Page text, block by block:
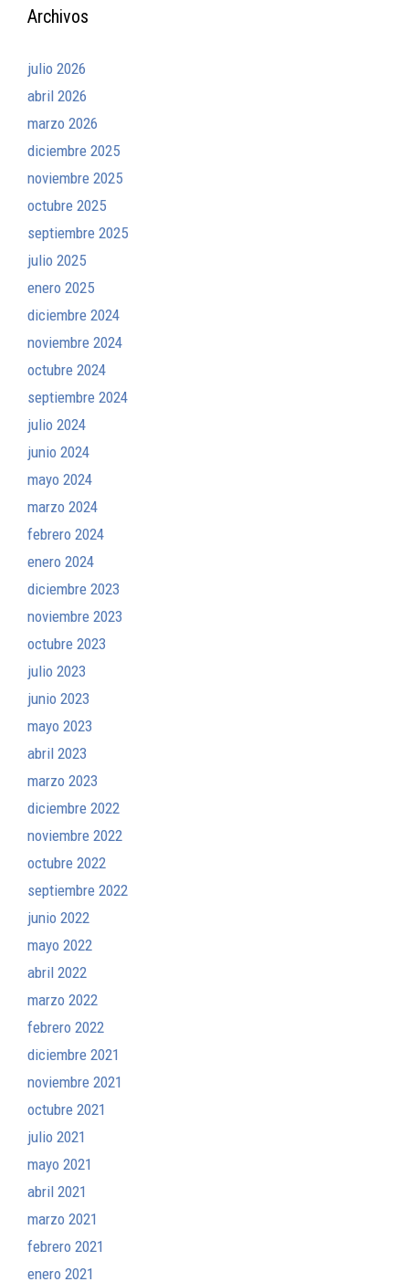
Archivos
julio 2026
abril 2026
marzo 2026
diciembre 2025
noviembre 2025
octubre 2025
septiembre 2025
julio 2025
enero 2025
diciembre 2024
noviembre 2024
octubre 2024
septiembre 2024
julio 2024
junio 2024
mayo 2024
marzo 2024
febrero 2024
enero 2024
diciembre 2023
noviembre 2023
octubre 2023
julio 2023
junio 2023
mayo 2023
abril 2023
marzo 2023
diciembre 2022
noviembre 2022
octubre 2022
septiembre 2022
junio 2022
mayo 2022
abril 2022
marzo 2022
febrero 2022
diciembre 2021
noviembre 2021
octubre 2021
julio 2021
mayo 2021
abril 2021
marzo 2021
febrero 2021
enero 2021